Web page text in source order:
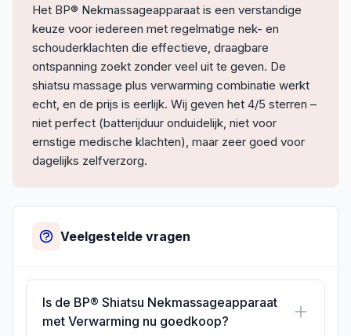
Het BP® Nekmassageapparaat is een verstandige
keuze voor iedereen met regelmatige nek- en
schouderklachten die effectieve, draagbare
ontspanning zoekt zonder veel uit te geven. De
shiatsu massage plus verwarming combinatie werkt
echt, en de prijs is eerlijk. Wij geven het 4/5 sterren –
niet perfect (batterijduur onduidelijk, niet voor
ernstige medische klachten), maar zeer goed voor
dagelijks zelfverzorg.
Veelgestelde vragen
Is de BP® Shiatsu Nekmassageapparaat
met Verwarming nu goedkoop?